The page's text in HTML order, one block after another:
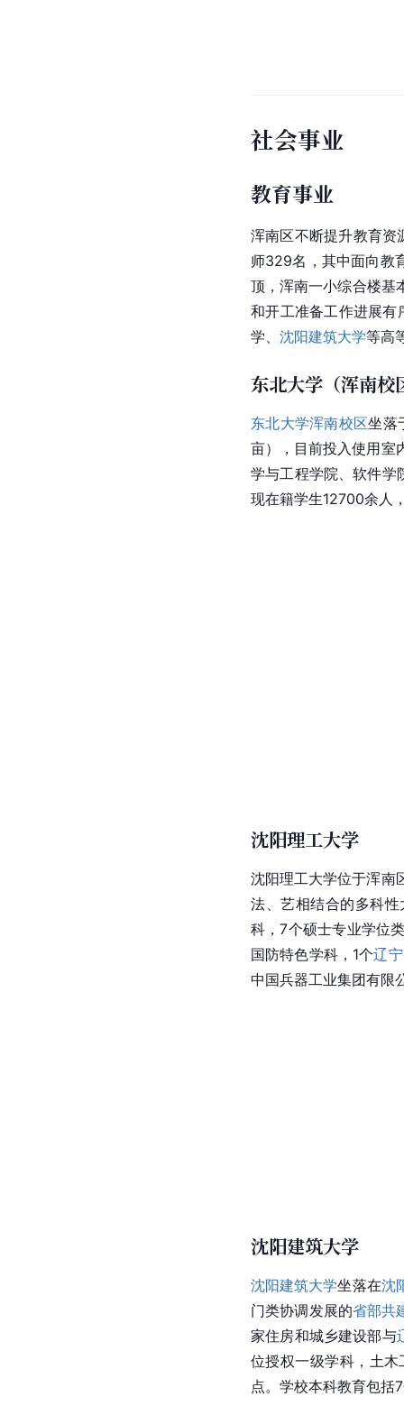
社会事业
教育事业
浑南区不断提升教育
师329名，其中面向教
顶 ，浑南一小综合楼
和开工准备工作进展有
学、 沈阳建筑大学等高
东北大学（浑南校
东北大学浑南校区坐落
亩），目前投入使用室
学与工程学院、软件学
现在籍学生12700余人